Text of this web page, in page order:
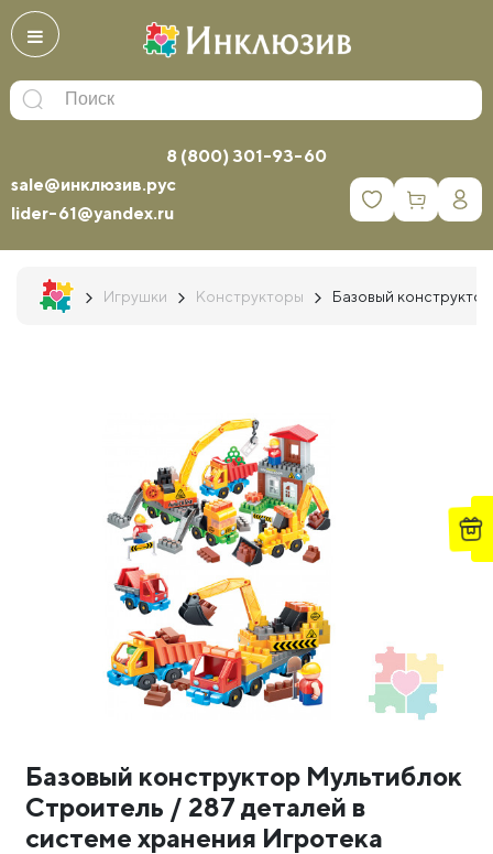
8 (800) 301-93-60
sale@инклюзив.рус
lider-61@yandex.ru
0
Игрушки Конструкторы Базовый
Базовый конструктор Мультиблок
Строитель / 287 деталей в
системе хранения Игротека